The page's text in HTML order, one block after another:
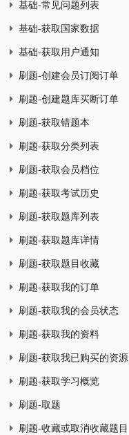
基础-常见问题列表
基础-获取国家数据
基础-获取用户通知
刷题-创建会员订阅订单
刷题-创建题库买断订单
刷题-获取错题本
刷题-获取分类列表
刷题-获取会员档位
刷题-获取考试历史
刷题-获取题库列表
刷题-获取题库详情
刷题-获取题目收藏
刷题-获取我的订单
刷题-获取我的会员状态
刷题-获取我的资料
刷题-获取我已购买的资源
刷题-获取学习概览
刷题-取题
刷题-收藏或取消收藏题目